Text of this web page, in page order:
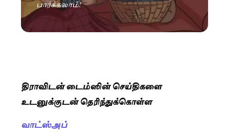
பார்க்கலாம்!
திராவிடன் டைம்ஸின் செய்திகளை
உடனுக்குடன் தெரிந்துக்கொள்ள
வாட்ஸ்அப்